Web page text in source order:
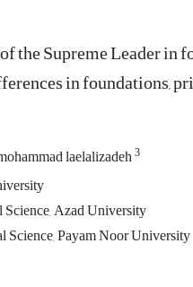
the Supreme Leader in
in foundations,
laelalizadeh3
Azad University
Science, Payam Noor University